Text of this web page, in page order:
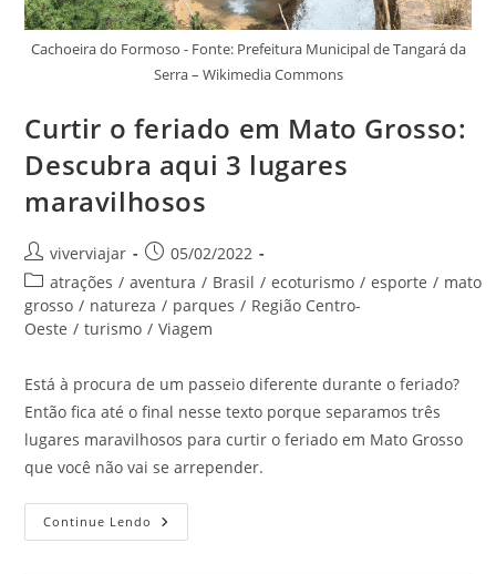
Cachoeira do Formoso - Fonte: Prefeitura Municipal de Tangará da
Serra – Wikimedia Commons
Curtir o feriado em Mato Grosso:
Descubra aqui 3 lugares
maravilhosos
Autor
do
post:
viverviajar
Post
publicado:
05/02/2022
Categoria
do
post:
atrações / aventura / Brasil / ecoturismo / esporte / mato
grosso / natureza / parques / Região Centro-
Oeste / turismo / Viagem
Está à procura de um passeio diferente durante o feriado?
Então fica até o final nesse texto porque separamos três
lugares maravilhosos para curtir o feriado em Mato Grosso
que você não vai se arrepender.
Continue Lendo Curtir
O